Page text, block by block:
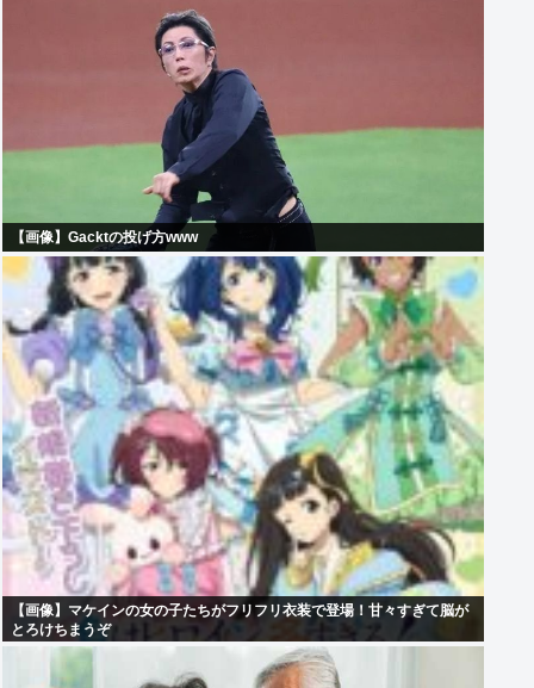
【画像】Gacktの投げ方www
【画像】マケインの女の子たちがフリフリ衣装で登場！甘々すぎて脳が
とろけちまうぞ